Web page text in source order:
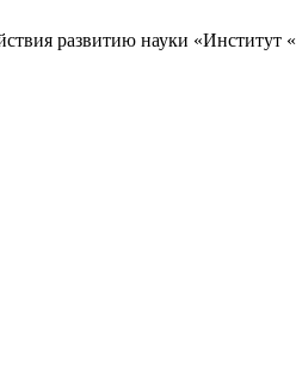
развитию науки «Институт